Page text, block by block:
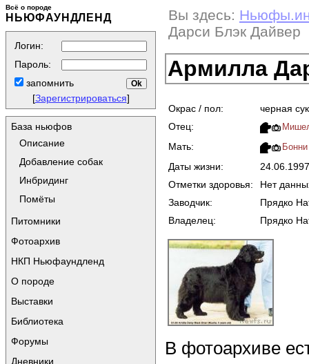
Всё о породе
НЬЮФАУНДЛЕНД
Логин:
Пароль:
запомнить
[Зарегистрироваться]
База ньюфов
Описание
Добавление собак
Инбридинг
Помёты
Питомники
Фотоархив
НКП Ньюфаундленд
О породе
Выставки
Библиотека
Форумы
Дневники
Вы здесь:
Дарси Блэк Дайвер
Армилла
Окрас / пол:
черная
Отец:
Мать:
Даты жизни:
Отметки здоровья:
Нет
Заводчик:
Прядко
Владелец:
Прядко
В фотоархиве